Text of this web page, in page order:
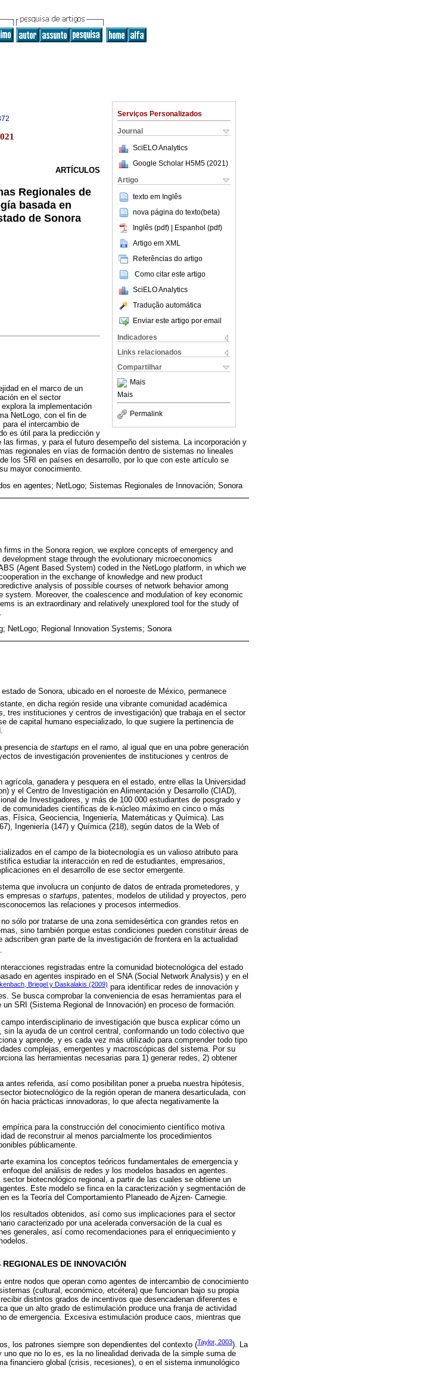
Serviços Personalizados
Journal
SciELO Analytics
Google Scholar H5M5 (2021 )
Artigo
texto em Inglês
nova página do texto(beta)
Inglês (pdf) | Espanhol (pdf)
Artigo em XML
Referências do artigo
Como citar este artigo
SciELO Analytics
Tradução automática
Enviar este artigo por email
Indicadores
Links relacionados
Compartilhar
Mais
Mais
Permalink
ARTÍCULOS
Regionales de
basada en
de Sonora
en el marco de un
en el sector
la implementación
NetLogo, con el fin de
el intercambio de
es útil para la predicción y
firmas, y para el futuro desempeño del sistema. La incorporación y
regionales en vías de formación dentro de sistemas no lineales
los SRI en países en desarrollo, por lo que con este artículo se
mayor conocimiento.
en agentes; NetLogo; Sistemas Regionales de Innovación; Sonora
in the Sonora region, we explore concepts of emergency and
stage through the evolutionary microeconomics
(Agent Based System) coded in the NetLogo platform, in which we
in the exchange of knowledge and new product
analysis of possible courses of network behavior among
Moreover, the coalescence and modulation of key economic
is an extraordinary and relatively unexplored tool for the study of
NetLogo; Regional Innovation Systems; Sonora
de Sonora, ubicado en el noroeste de México, permanece
en dicha región reside una vibrante comunidad académica
tres instituciones y centros de investigación) que trabaja en el sector
de capital humano especializado, lo que sugiere la pertinencia de
presencia de startups en el ramo, al igual que en una pobre generación
de investigación provenientes de instituciones y centros de
ganadera y pesquera en el estado, entre ellas la Universidad
y el Centro de Investigación en Alimentación y Desarrollo (CIAD),
de Investigadores, y más de 100 000 estudiantes de posgrado y
comunidades científicas de k-núcleo máximo en cinco o más
Física, Geociencia, Ingeniería, Matemáticas y Química). Las
Ingeniería (147) y Química (218), según datos de la Web of
en el campo de la biotecnología es un valioso atributo para
estudiar la interacción en red de estudiantes, empresarios,
en el desarrollo de ese sector emergente.
que involucra un conjunto de datos de entrada prometedores, y
empresas o startups, patentes, modelos de utilidad y proyectos, pero
las relaciones y procesos intermedios.
sólo por tratarse de una zona semidesértica con grandes retos en
sino también porque estas condiciones pueden constituir áreas de
gran parte de la investigación de frontera en la actualidad
registradas entre la comunidad biotecnológica del estado
en agentes inspirado en el SNA (Social Network Analysis) y en el
Briegel y Daskalakis (2009) para identificar redes de innovación y
Se busca comprobar la conveniencia de esas herramientas para el
SRI (Sistema Regional de Innovación) en proceso de formación.
interdisciplinario de investigación que busca explicar cómo un
la ayuda de un control central, conformando un todo colectivo que
y aprende, y es cada vez más utilizado para comprender todo tipo
complejas, emergentes y macroscópicas del sistema. Por su
las herramientas necesarias para 1) generar redes, 2) obtener
referida, así como posibilitan poner a prueba nuestra hipótesis,
biotecnológico de la región operan de manera desarticulada, con
hacia prácticas innovadoras, lo que afecta negativamente la
para la construcción del conocimiento científico motiva
de reconstruir al menos parcialmente los procedimientos
públicamente.
examina los conceptos teóricos fundamentales de emergencia y
del análisis de redes y los modelos basados en agentes.
biotecnológico regional, a partir de las cuales se obtiene un
Este modelo se finca en la caracterización y segmentación de
es la Teoría del Comportamiento Planeado de Ajzen- Carnegie.
resultados obtenidos, así como sus implicaciones para el sector
caracterizado por una acelerada conversación de la cual es
generales, así como recomendaciones para el enriquecimiento y
DE INNOVACIÓN
nodos que operan como agentes de intercambio de conocimiento
(cultural, económico, etcétera) que funcionan bajo su propia
distintos grados de incentivos que desencadenan diferentes e
que un alto grado de estimulación produce una franja de actividad
de emergencia. Excesiva estimulación produce caos, mientras que
los patrones siempre son dependientes del contexto (Taylor, 2003). La
que no lo es, es la no linealidad derivada de la simple suma de
financiero global (crisis, recesiones), o en el sistema inmunológico